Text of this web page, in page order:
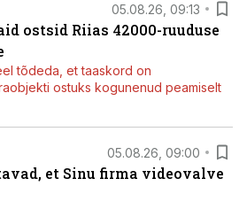
05.08.26, 09:13
ostsid Riias 42000-ruuduse
tõdeda, et taaskord on
ostuks kogunenud peamiselt
05.08.26, 09:00
et Sinu firma videovalve